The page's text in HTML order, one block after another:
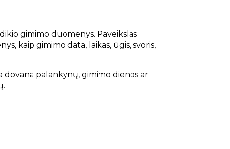
gimimo duomenys. Paveikslas
kaip gimimo data, laikas, ūgis, svoris,
dovana palankynų, gimimo dienos ar